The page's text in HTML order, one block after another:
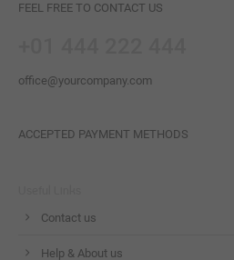
FEEL FREE TO CONTACT US
office@yourcompany.com
ACCEPTED PAYMENT METHODS
Contact us
Help & About us